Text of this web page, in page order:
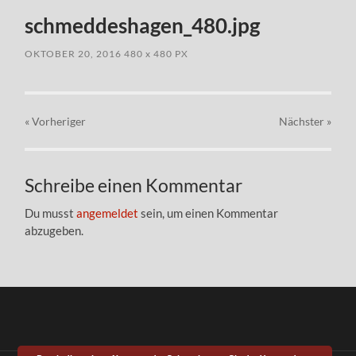
schmeddeshagen_480.jpg
OKTOBER 20, 2016 480x 480 PX
« Vorheriger Nächster »
Schreibe einen Kommentar
Du musstangemeldet sein, um einen Kommentar
abzugeben.